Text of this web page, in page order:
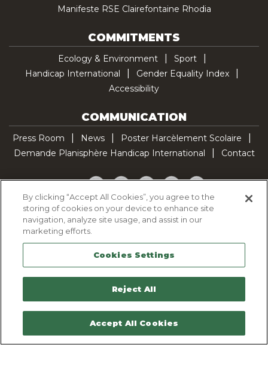
Manifeste RSE Clairefontaine Rhodia
COMMITMENTS
Ecology & Environment
Sport
Handicap International
Gender Equality Index
Accessibility
COMMUNICATION
Press Room News
Poster Harcèlement Scolaire
Demande Planisphère Handicap International
Contact
Facebook
TwitterYouTubePinterestTikTok
Cookie Policy
Legal Notice
Sitemap
Contactez-nous
By clicking “Accept All Cookies”, you agree to the
storing of cookies on your device to enhance site
navigation, analyze site usage, and assist in our
marketing efforts.
Cookies Settings
Reject All
Accept All Cookies